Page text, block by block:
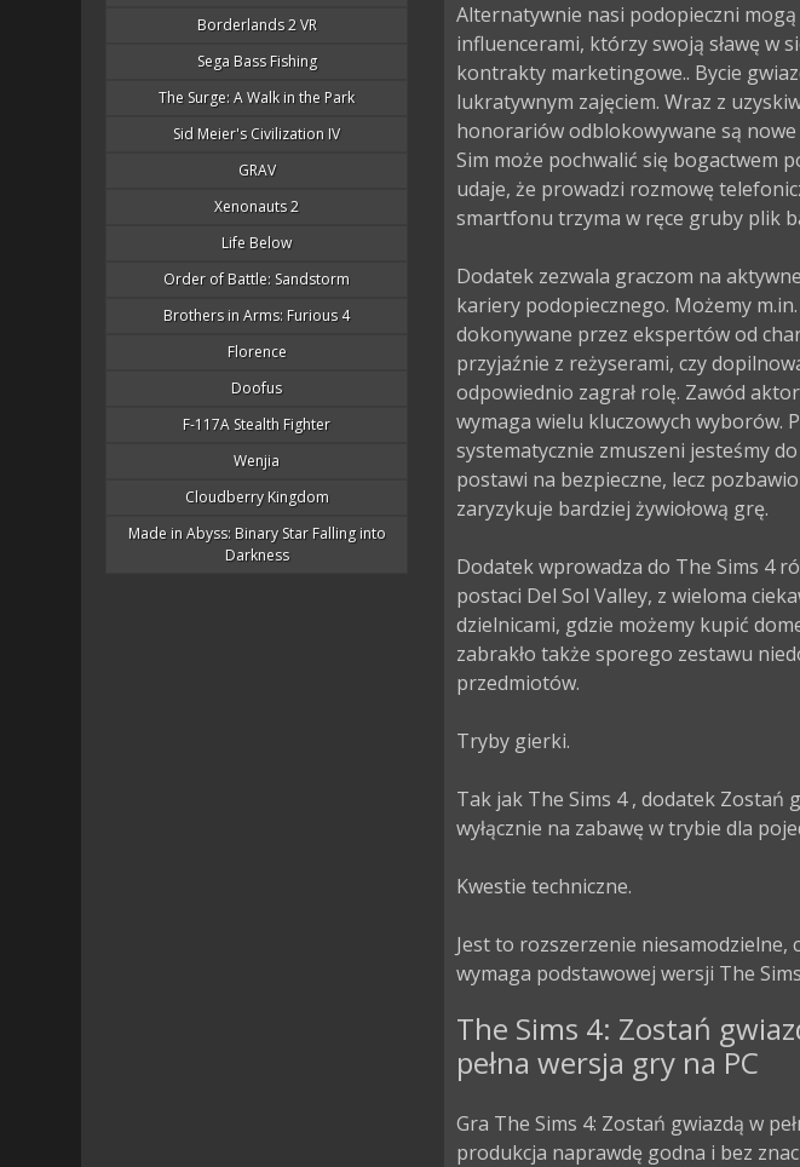
Borderlands 2 VR
Sega Bass Fishing
The Surge: A Walk in the Park
Sid Meier's Civilization IV
GRAV
Xenonauts 2
Life Below
Order of Battle: Sandstorm
Brothers in Arms: Furious 4
Florence
Doofus
F-117A Stealth Fighter
Wenjia
Cloudberry Kingdom
Made in Abyss: Binary Star Falling into
Darkness
Alternatywnie nasi podopieczni
influencerami, którzy swoją sławę w
kontrakty marketingowe.. Bycie
lukratywnym zajęciem. Wraz z
honorariów odblokowywane są
Sim może pochwalić się bogactwem
udaje, że prowadzi rozmowę
smartfonu trzyma w ręce gruby plik
Dodatek zezwala graczom na
kariery podopiecznego. Możemy
dokonywane przez ekspertów od
przyjaźnie z reżyserami, czy
odpowiednio zagrał rolę. Zawód
wymaga wielu kluczowych wyborów.
systematycznie zmuszeni jesteśmy
postawi na bezpieczne, lecz
zaryzykuje bardziej żywiołową grę.
Dodatek wprowadza do The Sims 4
postaci Del Sol Valley, z wieloma
dzielnicami, gdzie możemy kupić
zabrakło także sporego zestawu
przedmiotów.
Tryby gierki.
Tak jak The Sims 4 , dodatek Zostań
wyłącznie na zabawę w trybie dla
Kwestie techniczne.
Jest to rozszerzenie niesamodzielne,
wymaga podstawowej wersji The
The Sims 4: Zostań
pełna wersja gry na PC
Gra The Sims 4: Zostań gwiazdą w
produkcja naprawdę godna i bez